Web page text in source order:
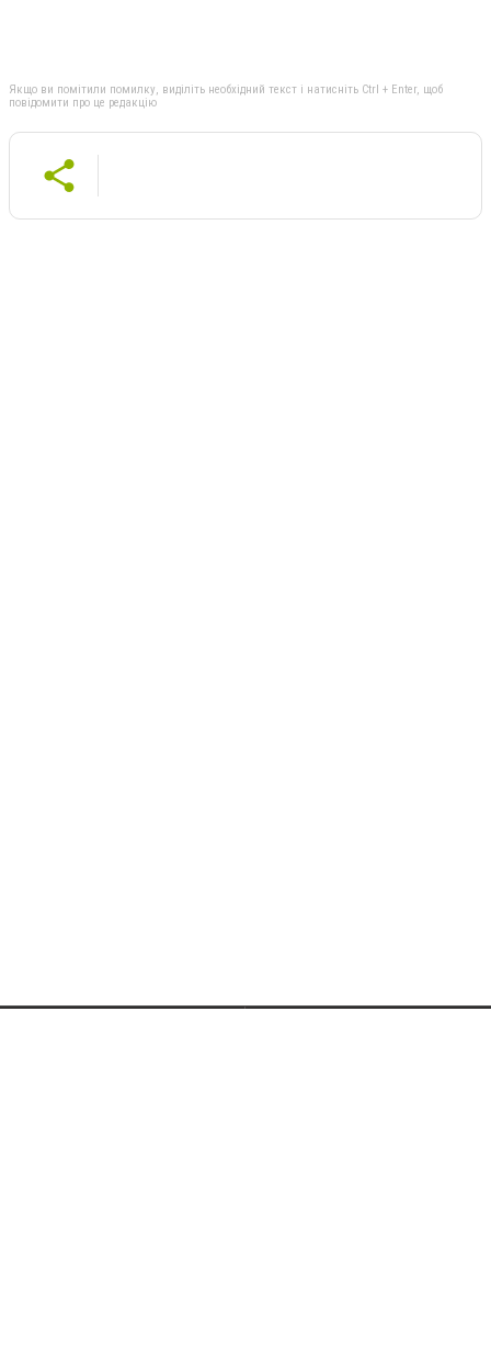
Якщо ви помітили помилку, виділіть необхідний текст і натисніть Ctrl + Enter, щоб
повідомити про це редакцію